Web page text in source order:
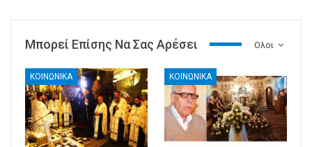
Ολοι
Μπορεί Επίσης Να Σας Αρέσει
ΚΟΙΝΩΝΙΚΑ ΚΟΙΝΩΝΙΚΑ